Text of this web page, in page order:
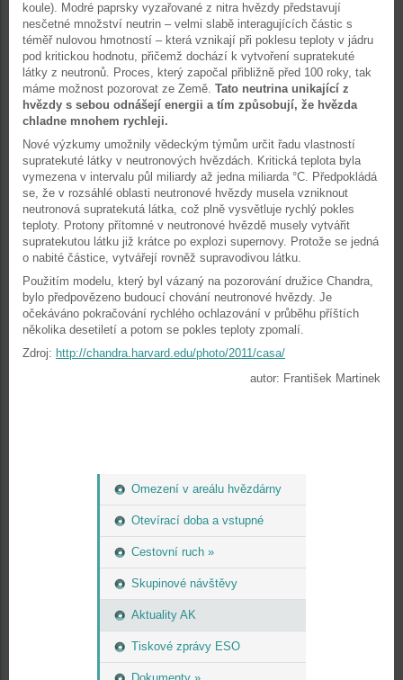
Omezení v areálu hvězdárny
Otevírací doba a vstupné
Cestovní ruch »
Skupinové návštěvy
Aktuality AK
Tiskové zprávy ESO
koule). Modré paprsky vyzařované z nitra hvězdy představují
nesčetné množství neutrin – velmi slabě interagujících částic s
téměř nulovou hmotností – která vznikají při poklesu teploty v jádru
pod kritickou hodnotu, přičemž dochází k vytvoření supratekuté
látky z neutronů. Proces, který započal přibližně před 100 roky, tak
máme možnost pozorovat ze Země. Tato neutrina unikající z
hvězdy s sebou odnášejí energii a tím způsobují, že hvězda
chladne mnohem rychleji.
Nové výzkumy umožnily vědeckým týmům určit řadu vlastností
supratekuté látky v neutronových hvězdách. Kritická teplota byla
vymezena v intervalu půl miliardy až jedna miliarda °C. Předpokládá
se, že v rozsáhlé oblasti neutronové hvězdy musela vzniknout
neutronová supratekutá látka, což plně vysvětluje rychlý pokles
teploty. Protony přítomné v neutronové hvězdě musely vytvářit
supratekutou látku již krátce po explozi supernovy. Protože se jedná
o nabité částice, vytvářejí rovněž supravodivou látku.
Použitím modelu, který byl vázaný na pozorování družice Chandra,
bylo předpovězeno budoucí chování neutronové hvězdy. Je
očekáváno pokračování rychlého ochlazování v průběhu příštích
několika desetiletí a potom se pokles teploty zpomalí.
Zdroj: http://chandra.harvard.edu/photo/2011/casa/
autor: František Martinek